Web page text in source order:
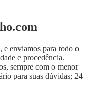
, e enviamos para todo o
e procedência.
sempre com o menor
para suas dúvidas; 24